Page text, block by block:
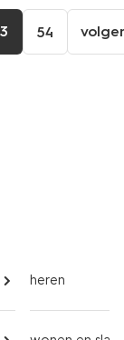
54
heren